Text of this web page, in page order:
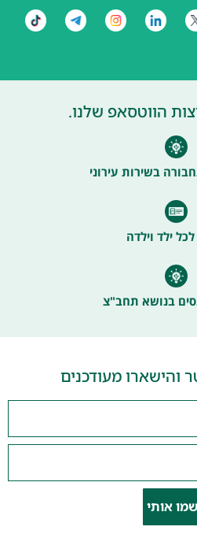
הווטסאפ שלנו.
בשירות עירוני
ילד וילדה
בנושא תחב"צ
והישארו מעודכנים
אותי